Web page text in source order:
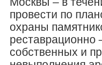
провести по
охраны
реставрационно
собственных и